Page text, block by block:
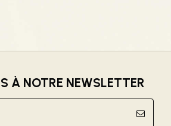
À NOTRE NEWSLETTER